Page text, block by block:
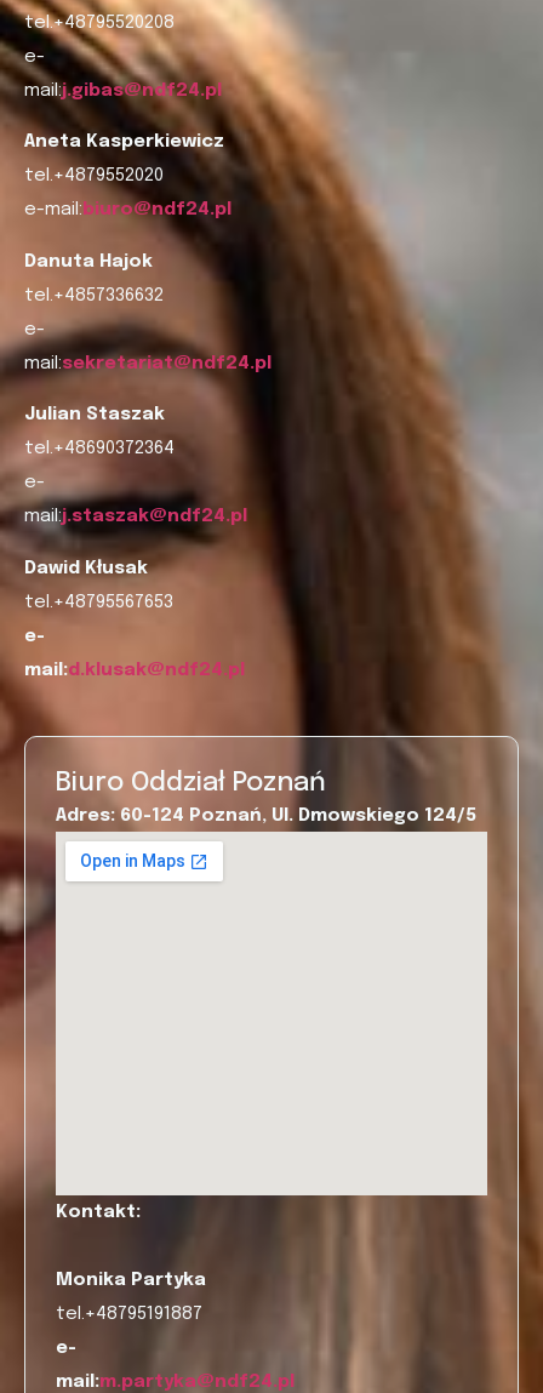
tel.+48795520208
e-
mail:j.gibas@ndf24.pl
Aneta Kasperkiewicz
tel.+4879552020
e-mail:biuro@ndf24.pl
Danuta Hajok
tel.+4857336632
e-
mail:sekretariat@ndf24.pl
Julian Staszak
tel.+48690372364
e-
mail:j.staszak@ndf24.pl
Dawid Kłusak
tel.+48795567653
e-
mail:d.klusak@ndf24.pl
Biuro Oddział Poznań
Adres: 60-124 Poznań, Ul. Dmowskiego 124/5
Kontakt:
Monika Partyka
tel.+48795191887
e-
mail:m.partyka@ndf24.pl